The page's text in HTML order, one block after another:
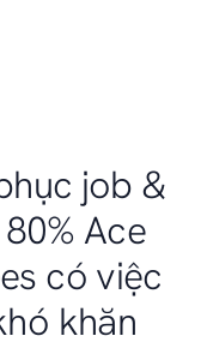
job &
Ace
có việc
khăn